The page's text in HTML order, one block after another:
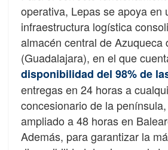
operativa, Lepas se apoya en
infraestructura logística
almacén central de Azuqueca
(Guadalajara), en el que
disponibilidad del 98% de
entregas en 24 horas a
concesionario de la
ampliado a 48 horas en
Además, para garantizar la